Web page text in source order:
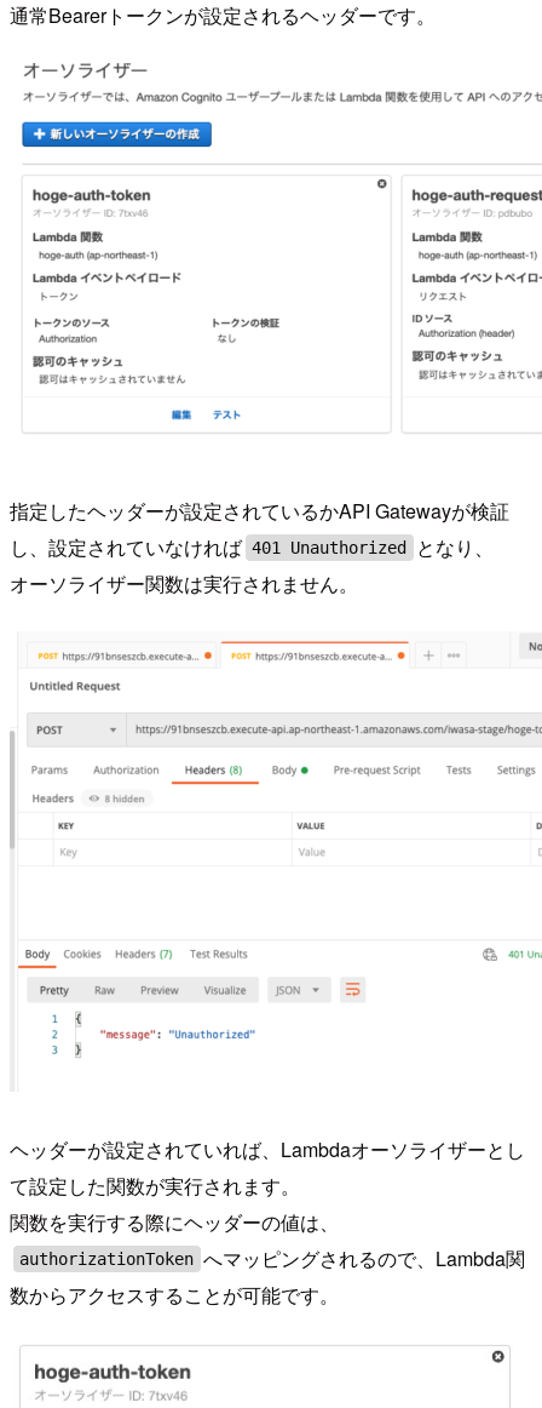
通常Bearerトークンが設定されるヘッダーです。
指定したヘッダーが設定されているかAPI Gatewayが検証
し、設定されていなければ 401 Unauthorized
となり、
オーソライザー関数は実行されません。
ヘッダーが設定されていれば、Lambdaオーソライザーとし
て設定した関数が実行されます。
関数を実行する際にヘッダーの値は、
authorizationToken へマッピングされるので、Lambda関
数からアクセスすることが可能です。